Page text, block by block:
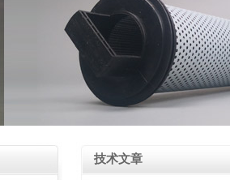
技术文章